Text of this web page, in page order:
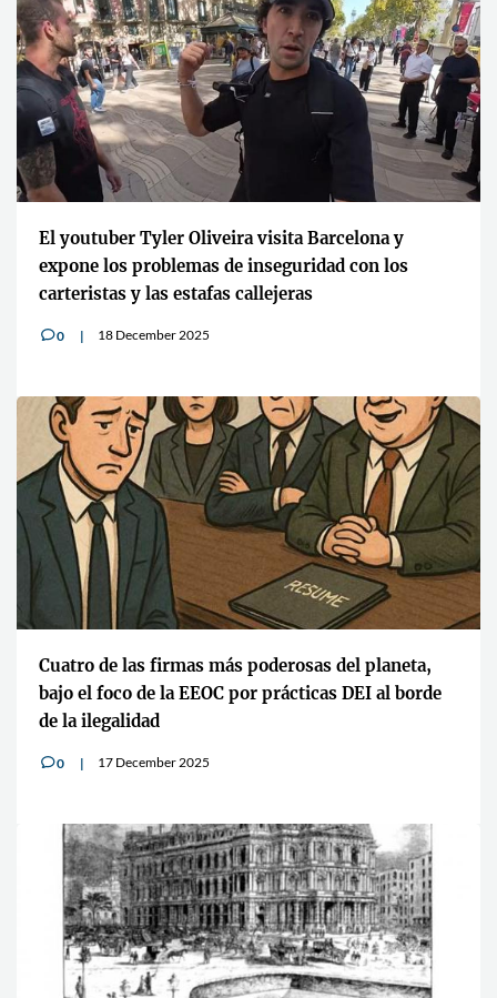
El youtuber Tyler Oliveira visita Barcelona y
expone los problemas de inseguridad con los
carteristas y las estafas callejeras
v0 18 December 2025
Cuatro de las firmas más poderosas del planeta,
bajo el foco de la EEOC por prácticas DEI al borde
de la ilegalidad
v0 17 December 2025